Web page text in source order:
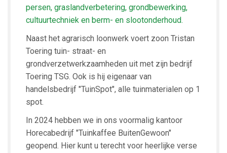
persen, graslandverbetering, grondbewerking,
cultuurtechniek en berm- en slootonderhoud.
Naast het agrarisch loonwerk voert zoon Tristan
Toering tuin- straat- en
grondverzetwerkzaamheden uit met zijn bedrijf
Toering TSG. Ook is hij eigenaar van
handelsbedrijf "TuinSpot", alle tuinmaterialen op 1
spot.
In 2024 hebben we in ons voormalig kantoor
Horecabedrijf "Tuinkaffee BuitenGewoon"
geopend. Hier kunt u terecht voor heerlijke verse